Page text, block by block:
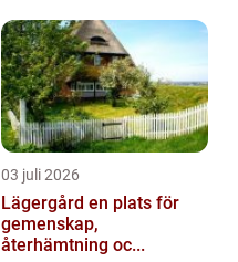
03 juli 2026
Lägergård en plats för
gemenskap,
återhämtning oc...